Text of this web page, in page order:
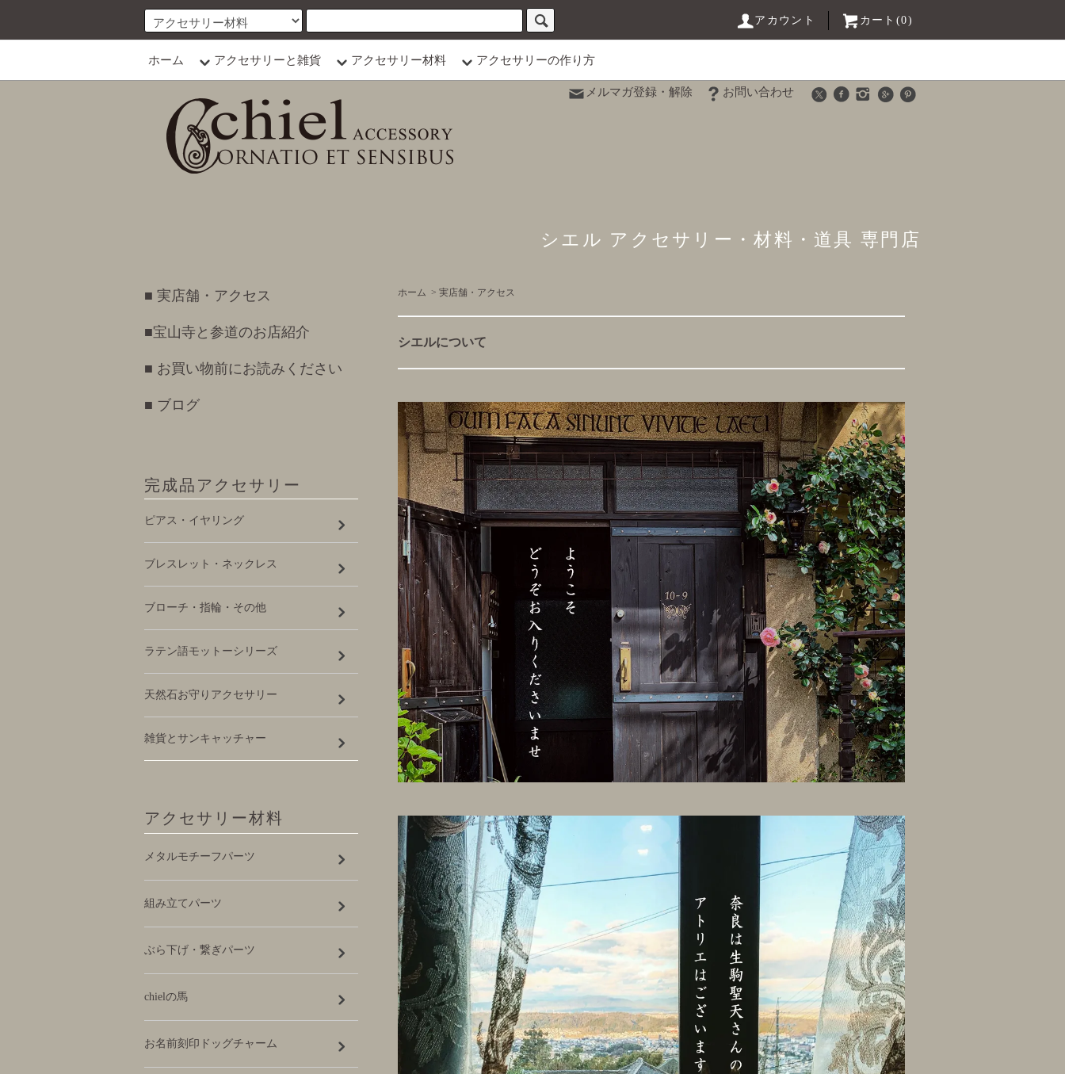
アカウント カート(0)
ホーム アクセサリーと雑貨 アクセサリー材料 アクセサリーの作り方
メルマガ登録・解除 お問い合わせ
シエル アクセサリー・材料・道具 専門店
ホーム > 実店舗・アクセス
シエルについて
■ 実店舗・アクセス
■宝山寺と参道のお店紹介
■ お買い物前にお読みください
■ ブログ
完成品アクセサリー
ピアス・イヤリング
ブレスレット・ネックレス
ブローチ・指輪・その他
ラテン語モットーシリーズ
天然石お守りアクセサリー
雑貨とサンキャッチャー
アクセサリー材料
メタルモチーフパーツ
組み立てパーツ
ぶら下げ・繋ぎパーツ
chielの馬
お名前刻印ドッグチャーム